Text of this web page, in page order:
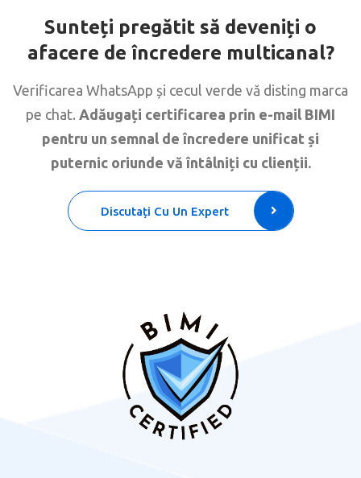
Sunteți pregătit să deveniți o
afacere de încredere multicanal?
Verificarea WhatsApp și cecul verde vă disting marca
pe chat. Adăugați certificarea prin e-mail BIMI
pentru un semnal de încredere unificat și
puternic oriunde vă întâlniți cu clienții.
Discutați Cu Un Expert